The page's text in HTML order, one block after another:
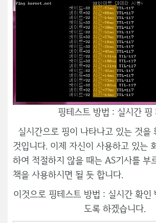
핑테스트 방법 : 실시간 핑
실시간으로 핑이 나타나고 있는 것을
것입니다. 이제 자신이 사용하고 있는
하여 적절하지 않을 때는 AS기사를 부
책을 사용하시면 될 듯 합니다.
이것으로 핑테스트 방법 : 실시간 확인
도록 하겠습니다.